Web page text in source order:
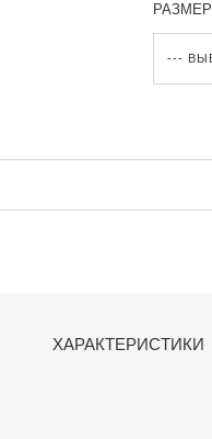
РАЗМЕР
ХАРАКТЕРИСТИКИ